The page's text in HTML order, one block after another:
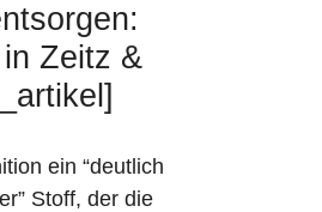
Zeitz &
ein “deutlich
Stoff, der die